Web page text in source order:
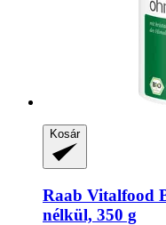
Kosár
Raab Vitalfood
nélkül, 350 g